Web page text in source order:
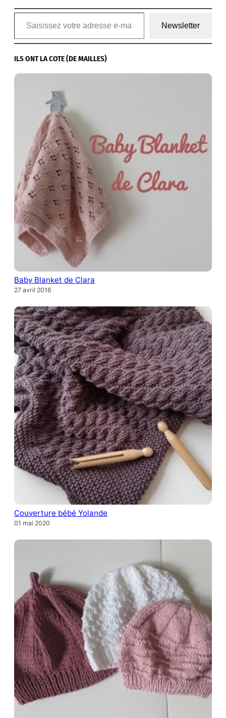
Saisissez votre adresse e-mail…
Newsletter
ILS ONT LA COTE (DE MAILLES)
Baby Blanket de Clara
27 avril 2016
Couverture bébé Yolande
01 mai 2020